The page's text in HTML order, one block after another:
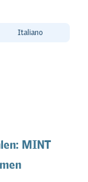
Italiano
MINT